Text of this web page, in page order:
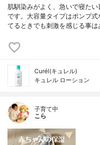
肌馴染みがよく、急いで寝た
です。大容量タイプはポンプ
てるときでも刺激を感じる事
Curél(キュレル)
キュレル ローション
子育て中
こら